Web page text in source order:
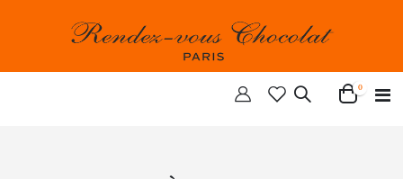
Cart
0articles